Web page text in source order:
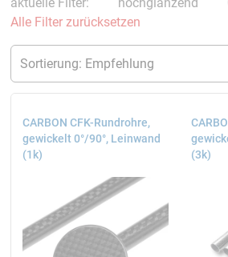
Alle Filter zurücksetzen
CARBON CFK-Rundrohre,
gewickelt 0°/90°, Leinwand
(1k)
(3k)